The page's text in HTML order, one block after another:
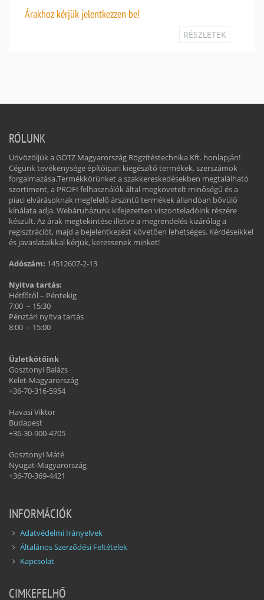
Árakhoz kérjük jelentkezzen be!
RÉSZLETEK
RÓLUNK
Üdvözöljük a GÖTZ Magyarország Rögzítéstechnika Kft. honlapján!
Cégünk tevékenysége építőipari kiegészítő termékek, szerszámok
forgalmazása.Termékkörünket a szakkereskedésekben megtalálható
szortiment, a PROFI felhasználók által megkövetelt minőségű és a
piaci elvárásoknak megfelelő árszintű termékek állandóan bővülő
kínálata adja. Webáruházunk kifejezetten viszonteladóink részére
készült. Az árak megtekintése illetve a megrendelés kizárólag a
regisztrációt, majd a bejelentkezést követően lehetséges. Kérdéseikkel
és javaslataikkal kérjük, keressenek minket!
Adószám: 14512607-2-13
Nyitva tartás:
Hétfőtől – Péntekig
7:00 – 15:30
Pénztári nyitva tartás
8:00 – 15:00
Üzletkötőink
Gosztonyi Balázs
Kelet-Magyarország
+36-70-316-5954
Havasi Viktor
Budapest
+36-30-900-4705
Gosztonyi Máté
Nyugat-Magyarország
+36-70-369-4421
INFORMÁCIÓK
Adatvédelmi Irányelvek
Általános Szerződési Feltételek
Kapcsolat
CIMKEFELHŐ